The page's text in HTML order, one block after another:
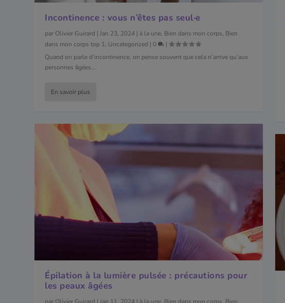
Incontinence : vous n’êtes pas seul·e
par Olivier Guirard |Jan 23, 2024 | à la une, Bien dans mon corps, Bien
dans mon corps top 1, Uncategorized | 0
|
Quand on parle d’incontinence, on pense souvent que cela n’arrive qu’aux
personnes âgées....
En savoir plus
Épilation à la lumière pulsée : précautions pour
les peaux âgées